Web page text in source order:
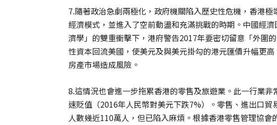
7.隨著政治急劇兩極化，政府機關陷入歷史性危機，香港
經濟模式，並進入了空前動盪和充滿挑戰的時期。中國經
濟學」的雙重衝擊下，港府警告2017年要密切留意「外圍
性資本回流美國，使美元及與美元掛勾的港元匯價升幅更
房產市場造成風險。
8.這情況也會進一步拖累香港的零售及旅遊業。此一行業
速貶值（2016年人民幣對美元下跌7%）。零售、進出口貿
人數幾近110萬人，但已陷入麻煩。根據香港零售管理協